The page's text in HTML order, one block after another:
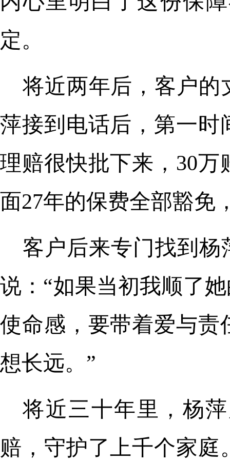
定。
将近两年后，客户的
萍接到电话后，第一时
理赔很快批下来，30
面27年的保费全部豁免
客户后来专门找到杨
说：“如果当初我顺了
使命感，要带着爱与责
想长远。”
将近三十年里，杨
赔，守护了上千个家